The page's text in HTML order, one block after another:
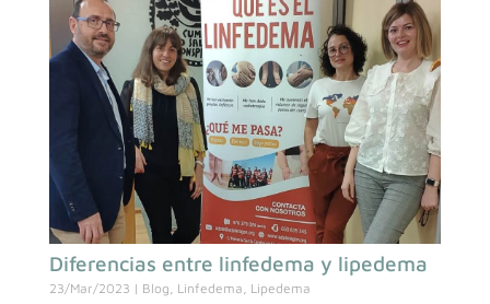
Diferencias entre linfedema y lipedema
23/Mar/2023 | Blog Linfedema Lipedema